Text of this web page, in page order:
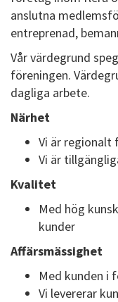
anslutna
entreprenad,
Vår värdegrund
föreningen.
dagliga arbete.
Närhet
Vi är regionalt
Vi är
Kvalitet
Med hög
kunder
Affärsmässighet
Med kunden i
Vi levererar